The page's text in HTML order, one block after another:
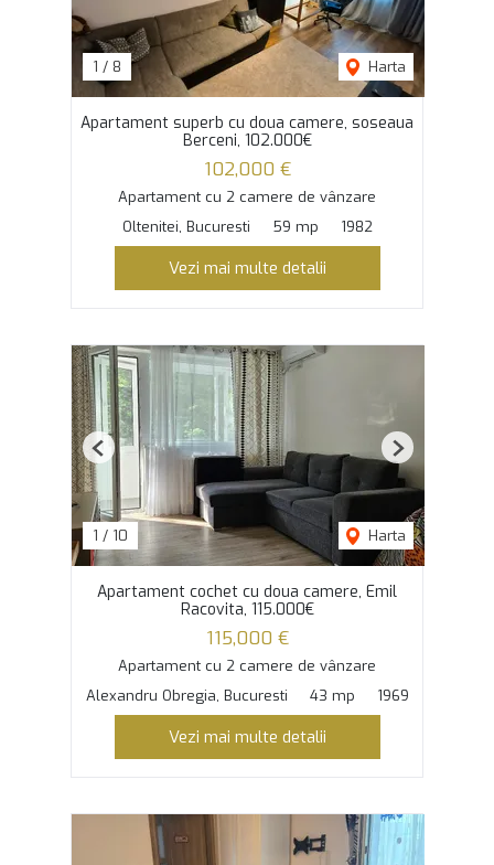
1 / 8 Harta
Apartament superb cu doua camere, soseaua
Berceni, 102.000€
102,000 €
Apartament cu 2 camere de vânzare
Oltenitei, Bucuresti
59 mp 1982
Vezi mai multe detalii
1 / 10 Harta
Previous Next
Apartament cochet cu doua camere, Emil
Racovita, 115.000€
115,000 €
Apartament cu 2 camere de vânzare
Alexandru Obregia, Bucuresti
43 mp 1969
Vezi mai multe detalii